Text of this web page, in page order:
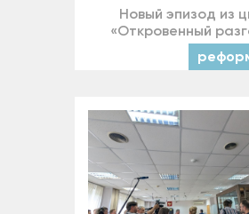
Новый эпизод из
«Откровенный